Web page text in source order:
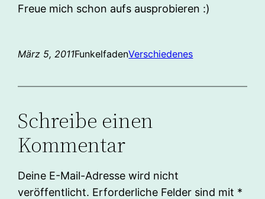
Freue mich schon aufs ausprobieren :)
März 5, 2011FunkelfadenVerschiedenes
Schreibe einen
Kommentar
Deine E-Mail-Adresse wird nicht
veröffentlicht. Erforderliche Felder sind mit *